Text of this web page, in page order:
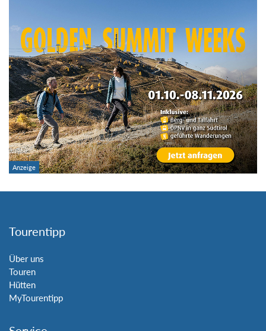
Tourentipp
Über uns
Touren
Hütten
MyTourentipp